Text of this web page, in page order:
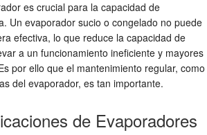
es crucial para la capacidad de
Un evaporador sucio o congelado no puede
efectiva, lo que reduce la capacidad de
a un funcionamiento ineficiente y mayores
por ello que el mantenimiento regular, como
del evaporador, es tan importante.
de Evaporadores